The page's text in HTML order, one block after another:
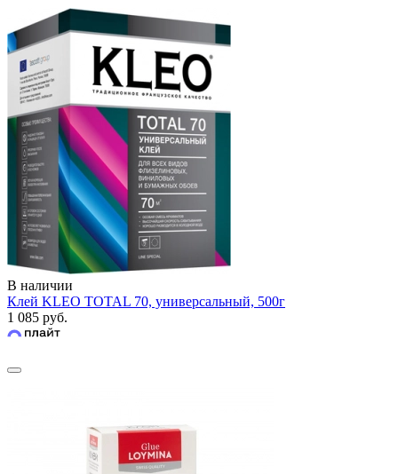
В наличии
Клей KLEO TOTAL 70, универсальный, 500г
1 085 руб.